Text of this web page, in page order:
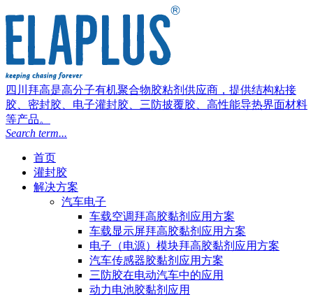
四川拜高是高分子有机聚合物胶粘剂供应商，提供结构粘接
胶、密封胶、电子灌封胶、三防披覆胶、高性能导热界面材料
等产品。
Search term...
首页
灌封胶
解决方案
汽车电子
车载空调拜高胶黏剂应用方案
车载显示屏拜高胶黏剂应用方案
电子（电源）模块拜高胶黏剂应用方案
汽车传感器胶黏剂应用方案
三防胶在电动汽车中的应用
动力电池胶黏剂应用